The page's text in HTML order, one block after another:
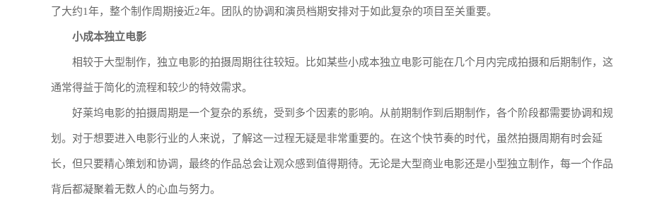
了大约1年，整个制作周期接近2年。团队的协调和演员档期安排对于如此复杂的项目至关重要。
小成本独立电影
相较于大型制作，独立电影的拍摄周期往往较短。比如某些小成本独立电影可能在几个月内完成拍摄和后期制作，这
通常得益于简化的流程和较少的特效需求。
好莱坞电影的拍摄周期是一个复杂的系统，受到多个因素的影响。从前期制作到后期制作，各个阶段都需要协调和规
划。对于想要进入电影行业的人来说，了解这一过程无疑是非常重要的。在这个快节奏的时代，虽然拍摄周期有时会延
长，但只要精心策划和协调，最终的作品总会让观众感到值得期待。无论是大型商业电影还是小型独立制作，每一个作品
背后都凝聚着无数人的心血与努力。